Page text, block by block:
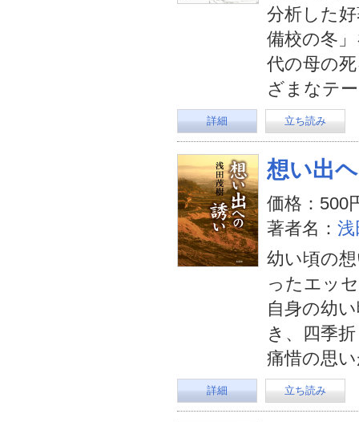
分析した
備校の冬
代の母の
ざまなテ
詳細 立ち読み
想い出
価格：500
著者名： 浅
幼い頃の
ったエッ
自身の幼
き、四季
痛惜の思
詳細 立ち読み